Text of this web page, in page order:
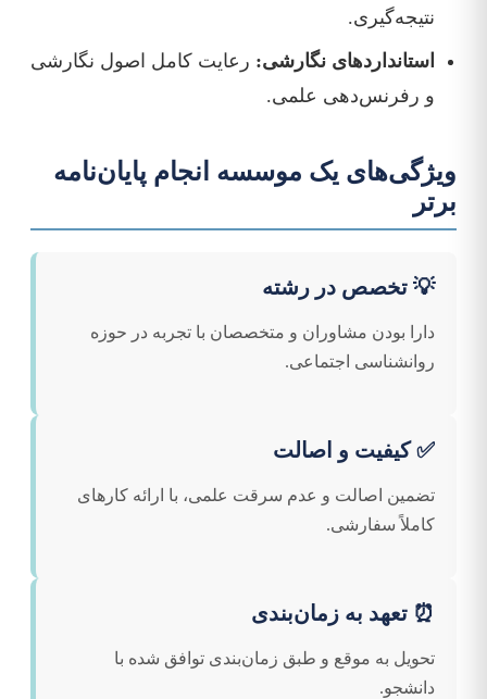
نتیجه‌گیری.
استانداردهای نگارشی: رعایت کامل اصول نگارشی
و رفرنس‌دهی علمی.
ویژگی‌های یک موسسه انجام پایان‌نامه
برتر
💡 تخصص در رشته
دارا بودن مشاوران و متخصصان با تجربه در حوزه
روانشناسی اجتماعی.
✅ کیفیت و اصالت
تضمین اصالت و عدم سرقت علمی، با ارائه کارهای
کاملاً سفارشی.
⏰ تعهد به زمان‌بندی
تحویل به موقع و طبق زمان‌بندی توافق شده با
دانشجو.